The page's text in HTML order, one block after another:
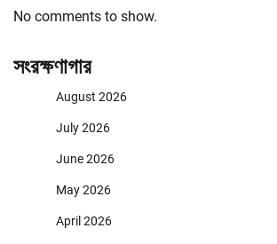
No comments to show.
সংরক্ষণাগার
August 2026
July 2026
June 2026
May 2026
April 2026